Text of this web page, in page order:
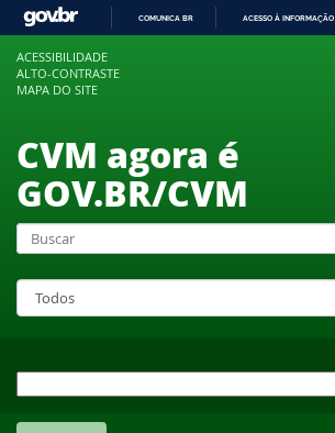
COMUNICA BR ACESSO À INFORMAÇÃO
ACESSIBILIDADE
ALTO-CONTRASTE
MAPA DO SITE
CVM agora é
GOV.BR/CVM